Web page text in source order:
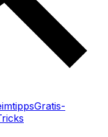
Gratis-